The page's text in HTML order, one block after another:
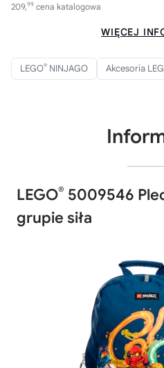
209,99 cena katalogowa
WIĘCEJ
LEGO® NINJAGO Akcesoria
LEGO® 5009546
grupie siła